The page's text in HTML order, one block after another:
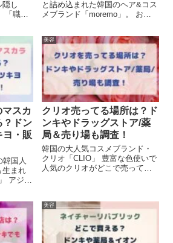
し
「職場
をかな
ですよ
いて
と詰め込まれた韓国のヘア&コス
メブランド「moremo」。 おこ
自宅でできるとSNSで話題にな
っています！ 優秀アイテムはヘ
アだけでなくボディやフェイシ
ャル...
スカ
？ドン
ヨ・販
国人
生まれ
アジア
リップ
る実力
みピン
美容
クリオ売ってる場所は？ド
ンキやドラッグストア/薬
局＆売り場も調査！
韓国の大人気コスメブランド・
クリオ「CLIO」 豊富な色使いで
人気のクリオがどこで売ってる
なっていると思います。 今回は
・クリオの売ってる場所や売り
場...
美容